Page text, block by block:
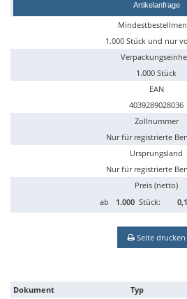
Artikelanfrage
1.000 Stück und nur
1.000 Stück
EAN
4039289028036
Zollnummer
Nur für registrierte
Ursprungsland
Nur für registrierte
Preis (netto)
ab
1.000 Stück:
Seite drucken
Dokument Typ